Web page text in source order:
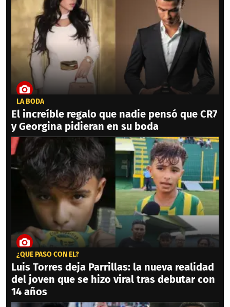
LA BODA
El increíble regalo que nadie pensó que CR7
y Georgina pidieran en su boda
¿QUÉ PASÓ CON ÉL?
Luis Torres deja Parrillas: la nueva realidad
del joven que se hizo viral tras debutar con
14 años